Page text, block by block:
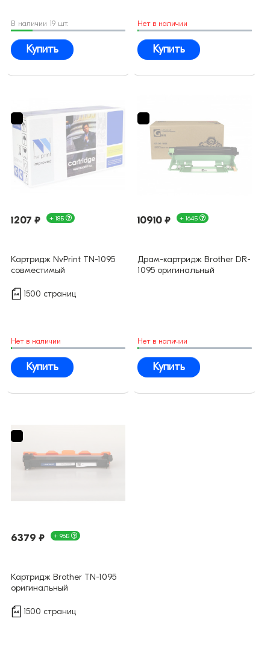
В наличии 19 шт.
Купить
Нет в наличии
Купить
1207 ₽ + 18Б
Картридж NvPrint TN-1095
совместимый
1500 страниц
Нет в наличии
Купить
10910 ₽ + 164Б
Драм-картридж Brother DR-
1095 оригинальный
Нет в наличии
Купить
6379 ₽ + 96Б
Картридж Brother TN-1095
оригинальный
1500 страниц